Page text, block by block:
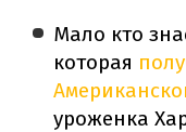
Мало кто
которая
уроженка